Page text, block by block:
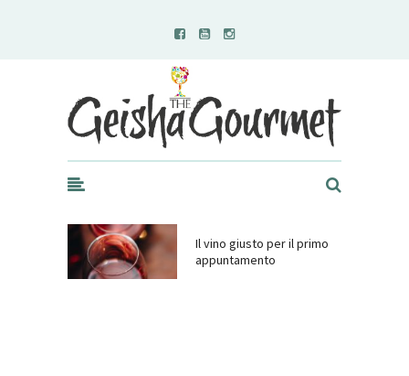
Geisha Gourmet
Il vino giusto per il primo
appuntamento